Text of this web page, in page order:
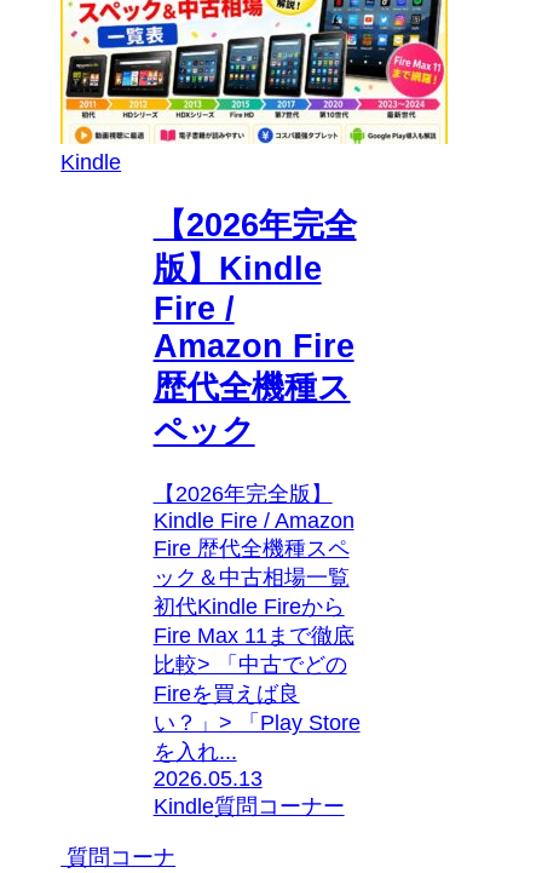
Kindle
【2026年完全
版】Kindle
Fire /
Amazon Fire
歴代全機種ス
ペック
【2026年完全版】
Kindle Fire / Amazon
Fire 歴代全機種スペ
ック＆中古相場一覧
初代Kindle Fireから
Fire Max 11まで徹底
比較> 「中古でどの
Fireを買えば良
い？」> 「Play Store
を入れ...
2026.05.13
Kindle質問コーナー
質問コーナ